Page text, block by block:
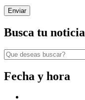
Busca tu noticia
Fecha y hora